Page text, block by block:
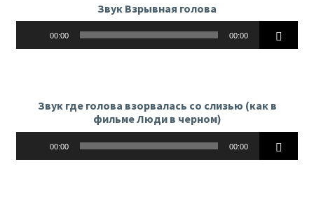
Звук Взрывная голова
00:00 00:00
Звук где голова взорвалась со слизью (как в
фильме Люди в черном)
00:00 00:00